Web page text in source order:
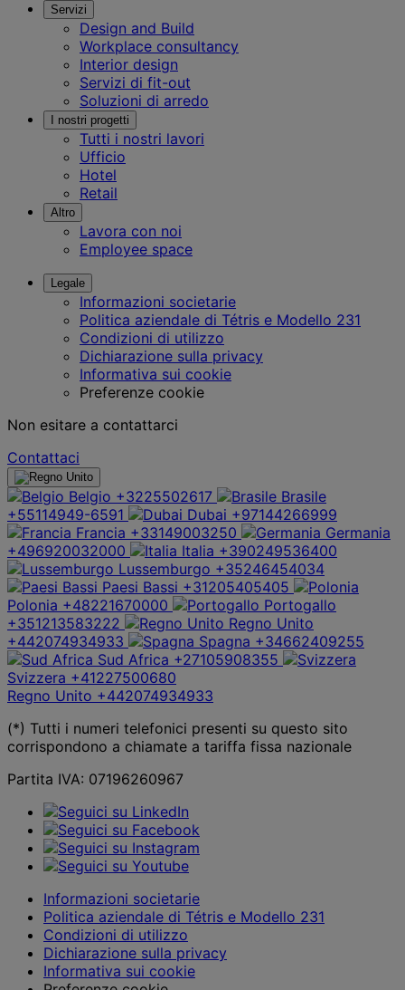
Servizi
Design and Build
Workplace consultancy
Interior design
Servizi di fit-out
Soluzioni di arredo
I nostri progetti
Tutti i nostri lavori
Ufficio
Hotel
Retail
Altro
Lavora con noi
Employee space
Legale
Informazioni societarie
Politica aziendale di Tétris e Modello 231
Condizioni di utilizzo
Dichiarazione sulla privacy
Informativa sui cookie
Preferenze cookie
Non esitare a contattarci
Contattaci
Belgio +3225502617
Brasile
+55114949-6591
Dubai +97144266999
Francia +33149003250
Germania
+496920032000
Italia +390249536400
Lussemburgo +35246454034
Paesi Bassi +31205405405
Polonia +48221670000
Portogallo
+351213583222
Regno Unito
+442074934933
Spagna +34662409255
Sud Africa +27105908355
Svizzera +41227500680
Regno Unito +442074934933
(*) Tutti i numeri telefonici presenti su questo sito
corrispondono a chiamate a tariffa fissa nazionale
Partita IVA: 07196260967
Informazioni societarie
Politica aziendale di Tétris e Modello 231
Condizioni di utilizzo
Dichiarazione sulla privacy
Informativa sui cookie